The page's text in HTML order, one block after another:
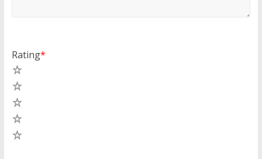
Rating*